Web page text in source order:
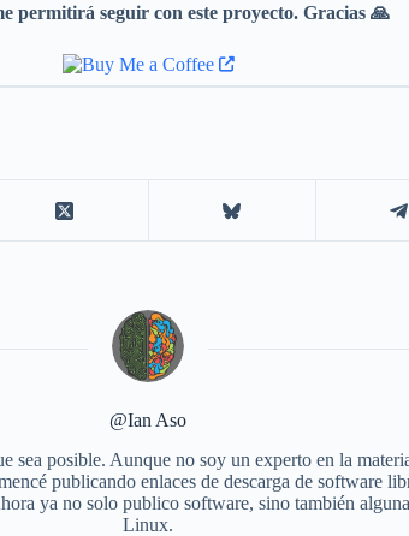
permitirá seguir con este proyecto. Gracias 🙏
@Ian Aso
sea posible. Aunque no soy un experto en la
publicando enlaces de descarga de software
ya no solo publico software, sino también
Linux.